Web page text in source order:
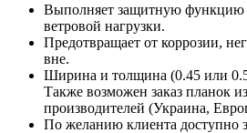
Выполняет защитную функцию
ветровой нагрузки.
Предотвращает от коррозии,
вне.
Ширина и толщина (0.45 или
Также возможен заказ планок
производителей (Украина,
По желанию клиента доступно